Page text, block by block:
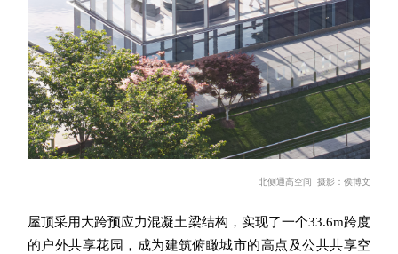
北侧通高空间 摄影 ： 侯博文
屋顶采用大跨预应力混凝土梁结构，实现了一个33.6m跨度
的户外共享花园，成为建筑俯瞰城市的高点及公共共享空